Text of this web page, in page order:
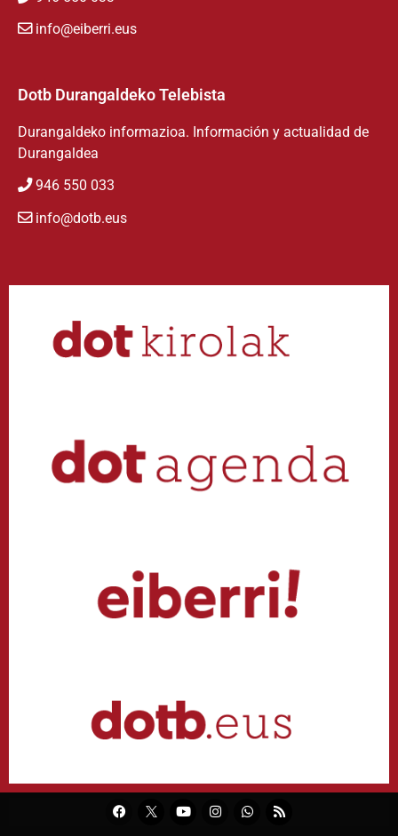
info@eiberri.eus
Dotb Durangaldeko Telebista
Durangaldeko informazioa. Información y actualidad de
Durangaldea
946 550 033
info@dotb.eus